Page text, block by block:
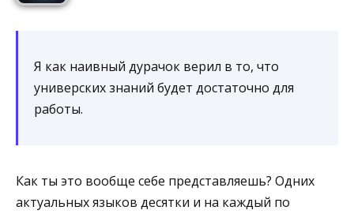
Я как наивный дурачок верил в то, что
универских знаний будет достаточно для
работы.
Как ты это вообще себе представляешь? Одних
актуальных языков десятки и на каждый по